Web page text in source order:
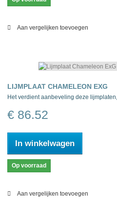
Aan vergelijken toevoegen
LIJMPLAAT CHAMELEON EXG
Het verdient aanbeveling deze
€ 86.52
In winkelwagen
Op voorraad
Aan vergelijken toevoegen